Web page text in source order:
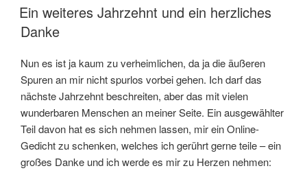
AM
Ein weiteres Jahrzehnt und ein herzliches
Danke
Nun es ist ja kaum zu verheimlichen, da ja die äußeren
Spuren an mir nicht spurlos vorbei gehen. Ich darf das
nächste Jahrzehnt beschreiten, aber das mit vielen
wunderbaren Menschen an meiner Seite. Ein ausgewählter
Teil davon hat es sich nehmen lassen, mir ein Online-
Gedicht zu schenken, welches ich gerührt gerne teile – ein
großes Danke und ich werde es mir zu Herzen nehmen: